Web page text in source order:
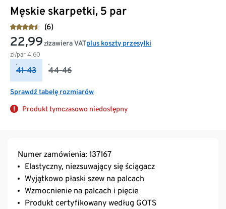
Męskie skarpetki, 5 par
(6)
22,99 zł
zł/par 4,60
zawiera VATplus koszty przesyłki
41-43 44-46
Sprawdź tabelę rozmiarów
Produkt tymczasowo niedostępny
Numer zamówienia: 137167
Elastyczny, niezsuwający się ściągacz
Wyjątkowo płaski szew na palcach
Wzmocnienie na palcach i pięcie
Produkt certyfikowany według GOTS